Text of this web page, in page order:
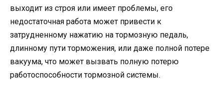
выходит из строя или имеет проблемы, его
недостаточная работа может привести к
затрудненному нажатию на тормозную педаль,
длинному пути торможения, или даже полной потере
вакуума, что может вызвать полную потерю
работоспособности тормозной системы.